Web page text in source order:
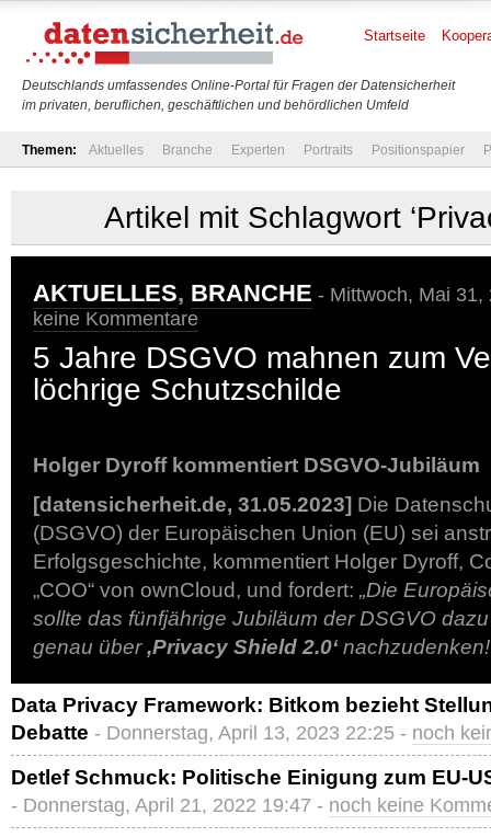
Deutschlands umfassendes Online-Portal für Fragen der Datensicherheit
im privaten, beruflichen, geschäftlichen und behördlichen Umfeld
Startseite
Themen: Aktuelles Branche Experten Portraits Positionspapier
Artikel mit Schlagwort
AKTUELLES, BRANCHE - Mittwoch, Mai
keine Kommentare
5 Jahre DSGVO mahnen zum
löchrige Schutzschilde
Holger Dyroff kommentiert DSGVO-Jubiläum
[datensicherheit.de, 31.05.2023] Die
(DSGVO) der Europäischen Union (EU) sei
Erfolgsgeschichte, kommentiert Holger Dyroff,
„COO“ von ownCloud, und fordert: „Die
sollte das fünfjährige Jubiläum der DSGVO
genau über,Privacy Shield 2.0‘
Data Privacy Framework: Bitkom bezieht
Debatte - Donnerstag, April 13, 2023 22:25 - noch
Detlef Schmuck: Politische Einigung zum EU-
- Donnerstag, April 21, 2022 19:47 - noch keine